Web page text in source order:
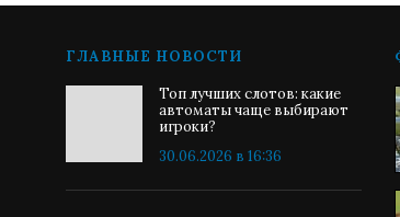
ГЛАВНЫЕ НОВОСТИ
Топ лучших слотов: какие
автоматы чаще выбирают
игроки?
30.06.2026 в 16:36